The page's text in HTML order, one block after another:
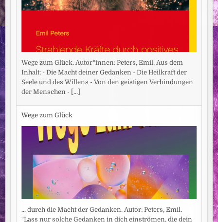
Wege zum Glück. Autor*innen: Peters, Emil. Aus dem
Inhalt: - Die Macht deiner Gedanken - Die Heilkraft der
Seele und des Willens - Von den geistigen Verbindungen
der Menschen - [...]
Wege zum Glück
... durch die Macht der Gedanken. Autor: Peters, Emil.
"Lass nur solche Gedanken in dich einströmen, die dein